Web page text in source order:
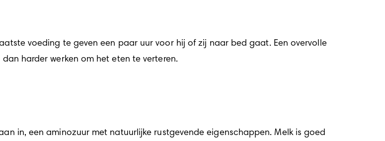
voeding te geven een paar uur voor hij of zij naar bed gaat. Een overvolle
harder werken om het eten te verteren.
in, een aminozuur met natuurlijke rustgevende eigenschappen. Melk is goed